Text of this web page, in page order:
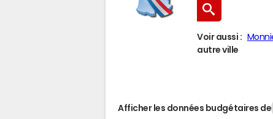
Voir aussi :
autre ville
Afficher les données budgétaires de